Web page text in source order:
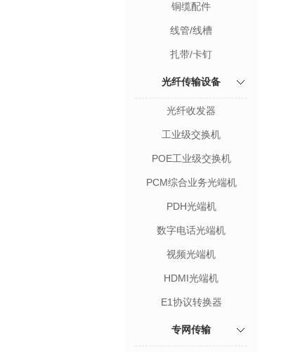
铜缆配件
线管/线槽
扎带/卡钉
光纤传输设备
光纤收发器
工业级交换机
POE工业级交换机
PCM综合业务光端机
PDH光端机
数字电话光端机
视频光端机
HDMI光端机
E1协议转换器
专网传输